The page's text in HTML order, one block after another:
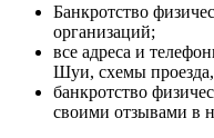
Банкротство
организаций;
все адреса и
Шуи, схемы
банкротство
своими отзывами в